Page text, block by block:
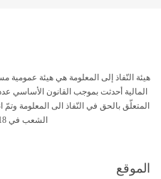
هيئة النّفاذ إلى المعلومة هي هيئة عمومية
المتعلّق بالحق في النّفاذ الى المعلومة
الشعب في 18 جويلية 2017
الموقع